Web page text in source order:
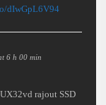
dIwGpL6V94
6 h 00 min
rajout SSD